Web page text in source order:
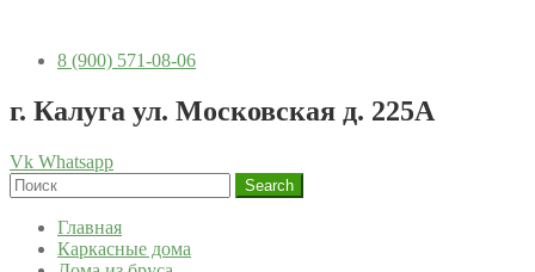
8 (900) 571-08-06
г. Калуга ул. Московская д. 225А
Vk Whatsapp
Search
Главная
Каркасные дома